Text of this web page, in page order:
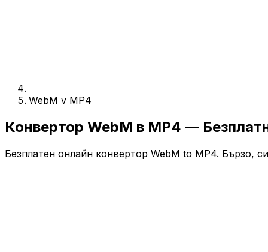
WebM v MP4
Конвертор WebM в MP4 —
Безплатен онлайн конвертор WebM to MP4. Бързо,